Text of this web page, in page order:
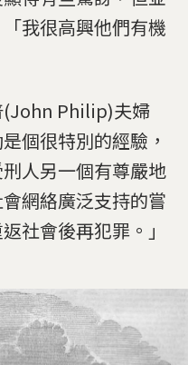
我很高興他們有機
(John Philip)夫婦
個很特別的經驗，
人另一個有尊嚴地
網絡廣泛支持的嘗
社會後再犯罪。」